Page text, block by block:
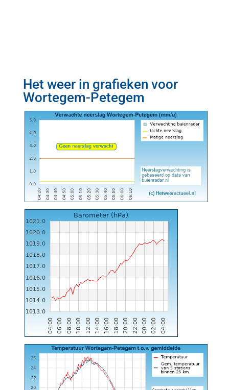
Het weer in grafieken voor
Wortegem-Petegem